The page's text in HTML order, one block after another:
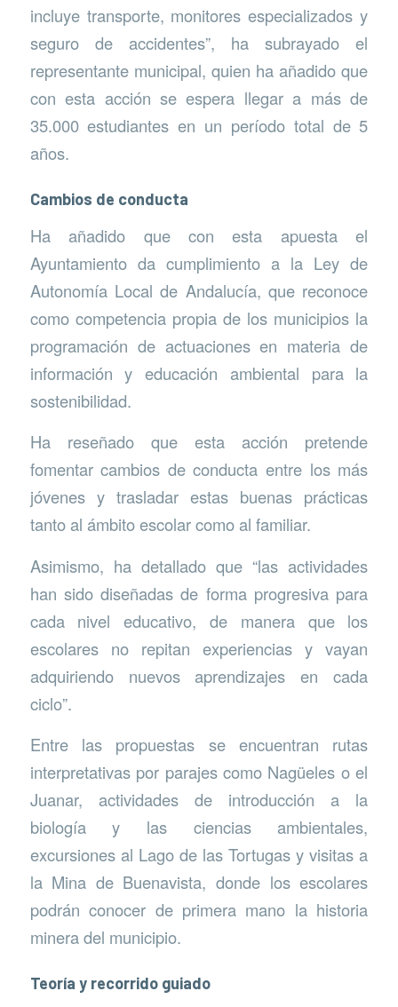
incluye transporte, monitores especializados y
seguro de accidentes”, ha subrayado el
representante municipal, quien ha añadido que
con esta acción se espera llegar a más de
35.000 estudiantes en un período total de 5
años.
Cambios de conducta
Ha añadido que con esta apuesta el
Ayuntamiento da cumplimiento a la Ley de
Autonomía Local de Andalucía, que reconoce
como competencia propia de los municipios la
programación de actuaciones en materia de
información y educación ambiental para la
sostenibilidad.
Ha reseñado que esta acción pretende
fomentar cambios de conducta entre los más
jóvenes y trasladar estas buenas prácticas
tanto al ámbito escolar como al familiar.
Asimismo, ha detallado que “las actividades
han sido diseñadas de forma progresiva para
cada nivel educativo, de manera que los
escolares no repitan experiencias y vayan
adquiriendo nuevos aprendizajes en cada
ciclo”.
Entre las propuestas se encuentran rutas
interpretativas por parajes como Nagüeles o el
Juanar, actividades de introducción a la
biología y las ciencias ambientales,
excursiones al Lago de las Tortugas y visitas a
la Mina de Buenavista, donde los escolares
podrán conocer de primera mano la historia
minera del municipio.
Teoría y recorrido guiado